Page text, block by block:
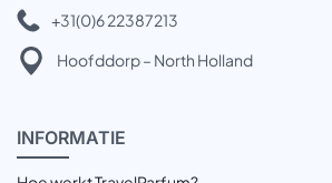
+31(0)6 22387213
Hoofddorp – North Holland
INFORMATIE